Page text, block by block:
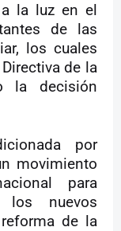
la luz en el
de las
los cuales
de la
la decisión
por
movimiento
para
los nuevos
de la